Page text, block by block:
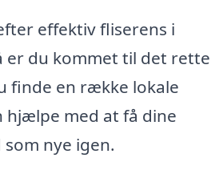
effektiv fliserens i
er du kommet til det rette
finde en række lokale
hjælpe med at få dine
nye igen.